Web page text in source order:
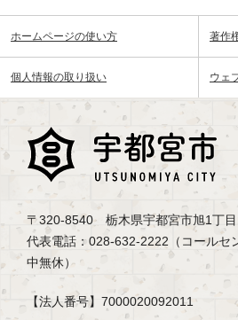
ホームページの使い方 著作
個人情報の取り扱い ウェ
〒320-8540 栃木県宇都宮市旭1丁
代表電話：028-632-2222（コールセ
中無休）
【法人番号】7000020092011